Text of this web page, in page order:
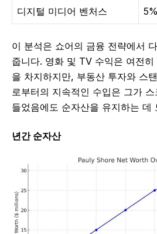
디지털 미디어 벤처스
이 분석은 쇼어의 금융 전략에서
줍니다. 영화 및 TV 수익은 여전
을 차지하지만, 부동산 투자와 스
로부터의 지속적인 수입은 그가
들었음에도 순자산을 유지하는 데
년간 순자산